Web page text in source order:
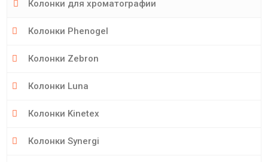
Колонки для хроматографии
Колонки Phenogel
Колонки Zebron
Колонки Luna
Колонки Kinetex
Колонки Synergi